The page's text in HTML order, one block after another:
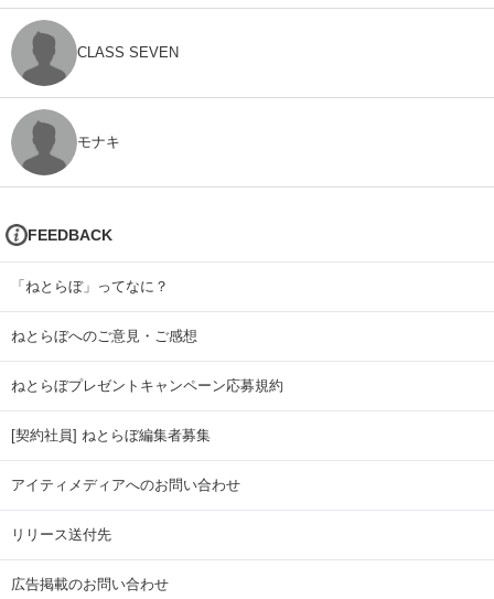
CLASS SEVEN
モナキ
FEEDBACK
「ねとらぼ」ってなに？
ねとらぼへのご意見・ご感想
ねとらぼプレゼントキャンペーン応募規約
[契約社員] ねとらぼ編集者募集
アイティメディアへのお問い合わせ
リリース送付先
広告掲載のお問い合わせ